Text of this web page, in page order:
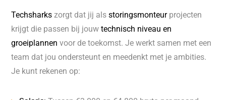
Techsharks zorgt dat jij alsstoringsmonteurprojecten
krijgt die passen bij jouwtechnisch niveau en
groeiplannen voor de toekomst. Je werkt samen met een
team dat jou ondersteunt en meedenkt met je ambities.
Je kunt rekenen op: